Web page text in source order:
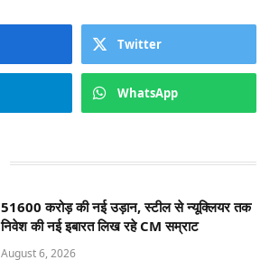
Twitter
WhatsApp
51600 करोड़ की नई उड़ान, स्टील से न्यूक्लियर तक
निवेश की नई इबारत लिख रहे CM सम्राट
August 6, 2026